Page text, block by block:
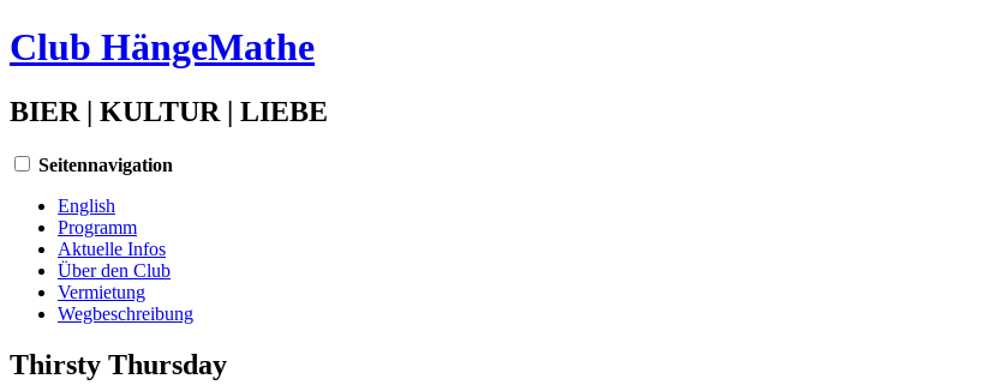
Club HängeMathe
BIER | KULTUR | LIEBE
Seitennavigation
English
Programm
Aktuelle Infos
Über den Club
Vermietung
Wegbeschreibung
Thirsty Thursday